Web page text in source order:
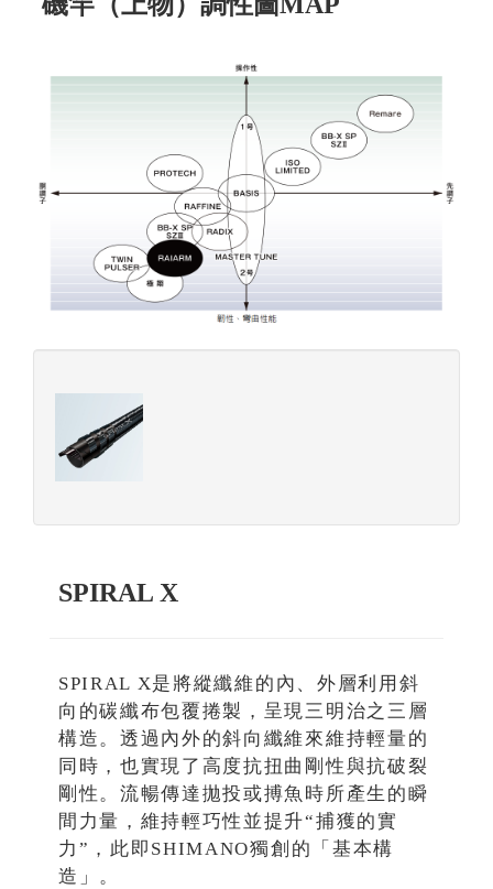
SPIRAL X
SPIRAL X是將縱纖維的內、外層利用斜
向的碳纖布包覆捲製，呈現三明治之三層
構造。透過內外的斜向纖維來維持輕量的
同時，也實現了高度抗扭曲剛性與抗破裂
剛性。流暢傳達拋投或搏魚時所產生的瞬
間力量，維持輕巧性並提升“捕獲的實
力”，此即SHIMANO獨創的「基本構
造」。